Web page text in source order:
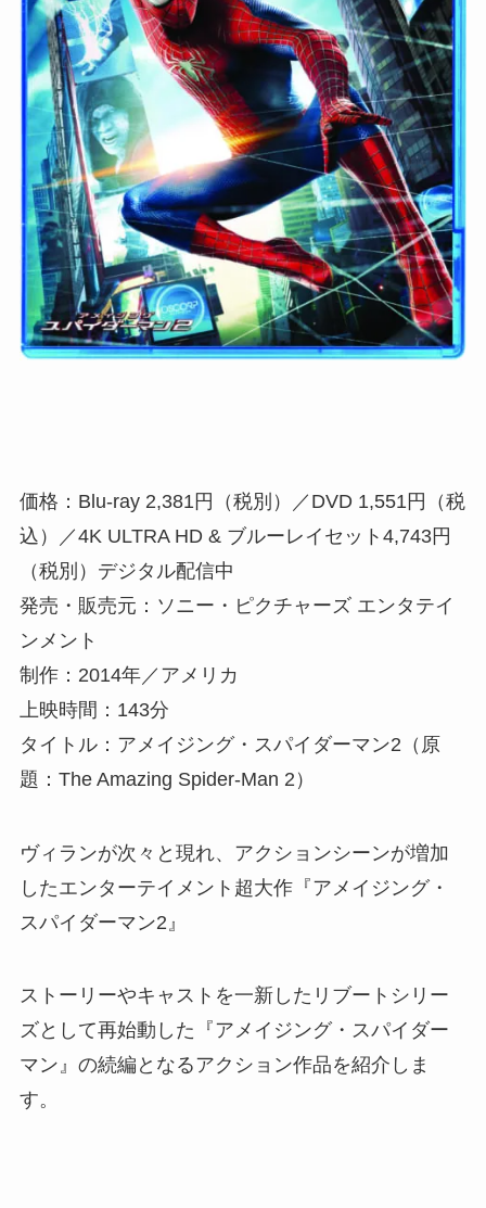
価格：Blu-ray 2,381円（税別）／DVD 1,551円（税
込）／4K ULTRA HD & ブルーレイセット4,743円
（税別）デジタル配信中
発売・販売元：ソニー・ピクチャーズ エンタテイ
ンメント
制作：2014年／アメリカ
上映時間：143分
タイトル：アメイジング・スパイダーマン2（原
題：The Amazing Spider-Man 2）
ヴィランが次々と現れ、アクションシーンが増加
したエンターテイメント超大作『アメイジング・
スパイダーマン2』
ストーリーやキャストを一新したリブートシリー
ズとして再始動した『アメイジング・スパイダー
マン』の続編となるアクション作品を紹介しま
す。